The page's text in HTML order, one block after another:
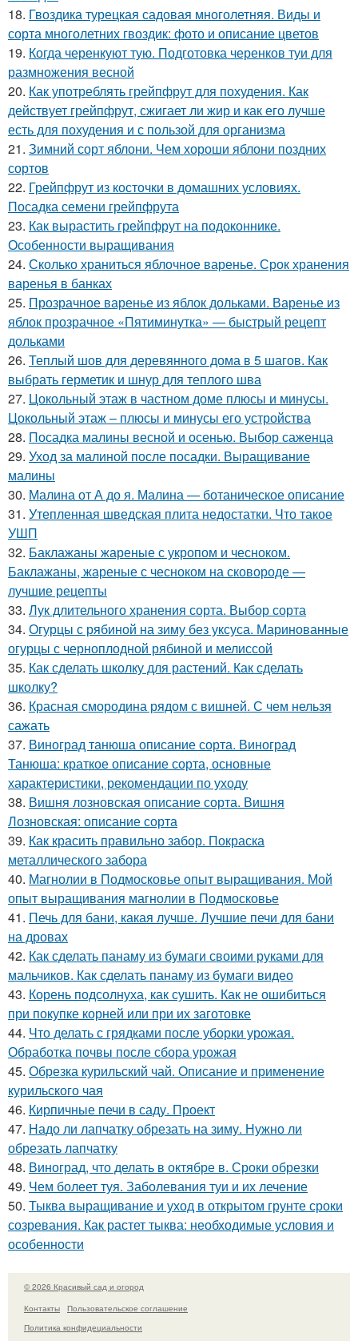
18. Гвоздика турецкая садовая многолетняя. Виды и
сорта многолетних гвоздик: фото и описание цветов
19. Когда черенкуют тую. Подготовка черенков туи для
размножения весной
20. Как употреблять грейпфрут для похудения. Как
действует грейпфрут, сжигает ли жир и как его лучше
есть для похудения и с пользой для организма
21. Зимний сорт яблони. Чем хороши яблони поздних
сортов
22. Грейпфрут из косточки в домашних условиях.
Посадка семени грейпфрута
23. Как вырастить грейпфрут на подоконнике.
Особенности выращивания
24. Сколько храниться яблочное варенье. Срок хранения
варенья в банках
25. Прозрачное варенье из яблок дольками. Варенье из
яблок прозрачное «Пятиминутка» — быстрый рецепт
дольками
26. Теплый шов для деревянного дома в 5 шагов. Как
выбрать герметик и шнур для теплого шва
27. Цокольный этаж в частном доме плюсы и минусы.
Цокольный этаж – плюсы и минусы его устройства
28. Посадка малины весной и осенью. Выбор саженца
29. Уход за малиной после посадки. Выращивание
малины
30. Малина от А до я. Малина — ботаническое описание
31. Утепленная шведская плита недостатки. Что такое
УШП
32. Баклажаны жареные с укропом и чесноком.
Баклажаны, жареные с чесноком на сковороде —
лучшие рецепты
33. Лук длительного хранения сорта. Выбор сорта
34. Огурцы с рябиной на зиму без уксуса. Маринованные
огурцы с черноплодной рябиной и мелиссой
35. Как сделать школку для растений. Как сделать
школку?
36. Красная смородина рядом с вишней. С чем нельзя
сажать
37. Виноград танюша описание сорта. Виноград
Танюша: краткое описание сорта, основные
характеристики, рекомендации по уходу
38. Вишня лозновская описание сорта. Вишня
Лозновская: описание сорта
39. Как красить правильно забор. Покраска
металлического забора
40. Магнолии в Подмосковье опыт выращивания. Мой
опыт выращивания магнолии в Подмосковье
41. Печь для бани, какая лучше. Лучшие печи для бани
на дровах
42. Как сделать панаму из бумаги своими руками для
мальчиков. Как сделать панаму из бумаги видео
43. Корень подсолнуха, как сушить. Как не ошибиться
при покупке корней или при их заготовке
44. Что делать с грядками после уборки урожая.
Обработка почвы после сбора урожая
45. Обрезка курильский чай. Описание и применение
курильского чая
46. Кирпичные печи в саду. Проект
47. Надо ли лапчатку обрезать на зиму. Нужно ли
обрезать лапчатку
48. Виноград, что делать в октябре в. Сроки обрезки
49. Чем болеет туя. Заболевания туи и их лечение
50. Тыква выращивание и уход в открытом грунте сроки
созревания. Как растет тыква: необходимые условия и
особенности
© 2026 Красивый сад и огород
Контакты
Пользовательское соглашение
Политика конфидециальности